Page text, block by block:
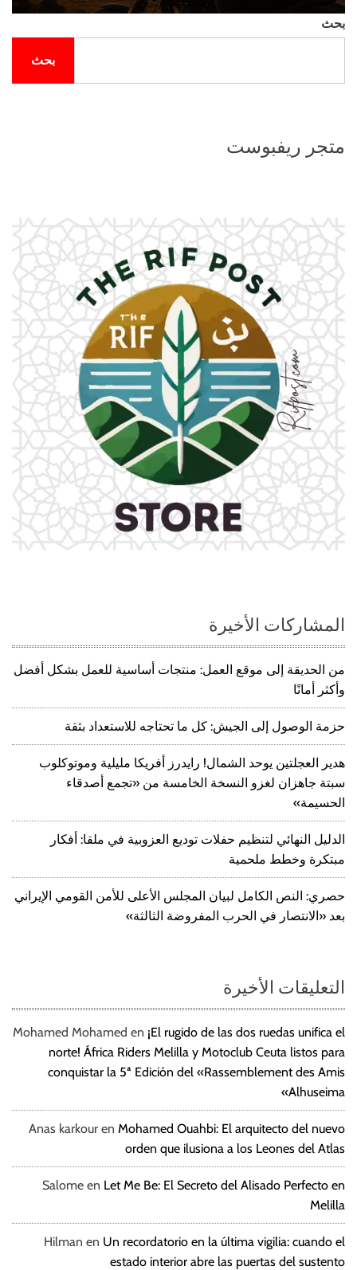
بحث
بحث
متجر ريفبوست
المشاركات الأخيرة
من الحديقة إلى موقع العمل: منتجات أساسية للعمل بشكل أفضل
وأكثر أمانًا
حزمة الوصول إلى الجيش: كل ما تحتاجه للاستعداد بثقة
هدير العجلتين يوحد الشمال! رايدرز أفريكا مليلية وموتوكلوب
سبتة جاهزان لغزو النسخة الخامسة من «تجمع أصدقاء
الحسيمة»
الدليل النهائي لتنظيم حفلات توديع العزوبية في ملقا: أفكار
مبتكرة وخطط ملحمية
حصري: النص الكامل لبيان المجلس الأعلى للأمن القومي الإيراني
بعد «الانتصار في الحرب المفروضة الثالثة»
التعليقات الأخيرة
Mohamed Mohamed en ¡El rugido de las dos ruedas unifica el
norte! África Riders Melilla y Motoclub Ceuta listos para
conquistar la 5ª Edición del «Rassemblement des Amis
Alhuseima»
Anas karkour en Mohamed Ouahbi: El arquitecto del nuevo
orden que ilusiona a los Leones del Atlas
Salome en Let Me Be: El Secreto del Alisado Perfecto en
Melilla
Hilman en Un recordatorio en la última vigilia: cuando el
estado interior abre las puertas del sustento